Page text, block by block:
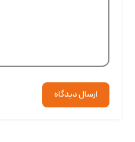
ارسال دیدگاه